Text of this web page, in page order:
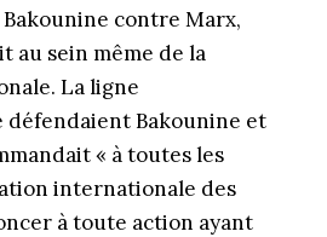
contre Marx,
au sein même de la
La ligne
Bakounine et
« à toutes les
internationale des
à toute action ayant